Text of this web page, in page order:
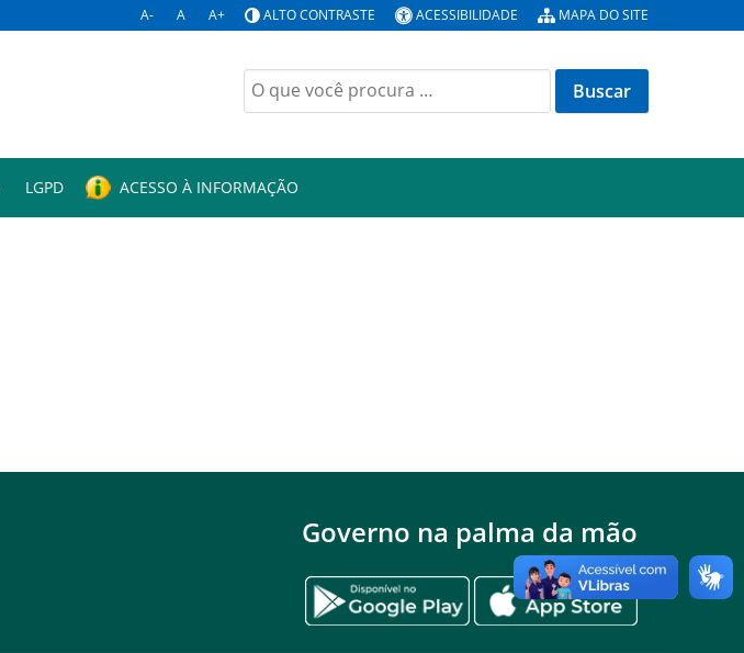
A- A A+ ALTO CONTRASTE ACESSIBILIDADE MAPA DO SITE
Buscar
por:
LGPD ACESSO À INFORMAÇÃO
Governo na palma da mão